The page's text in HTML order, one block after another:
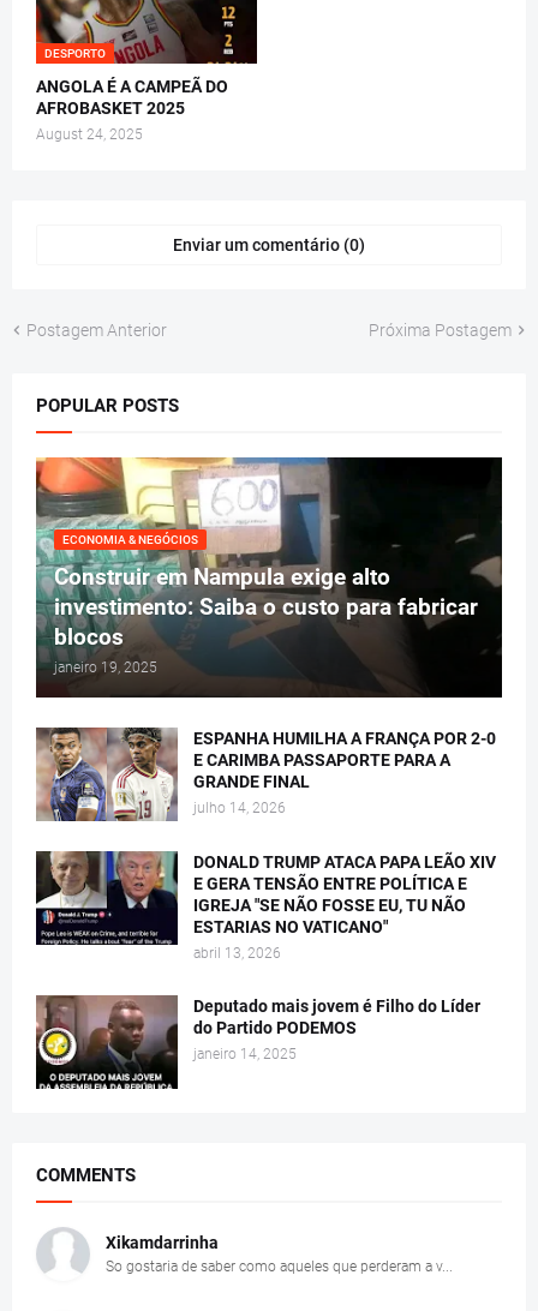
DESPORTO
ANGOLA É A CAMPEÃ DO
AFROBASKET 2025
August 24, 2025
Enviar um comentário (0)
Postagem Anterior Próxima Postagem
POPULAR POSTS
ECONOMIA & NEGÓCIOS
Construir em Nampula exige alto
investimento: Saiba o custo para fabricar
blocos
janeiro 19, 2025
ESPANHA HUMILHA A FRANÇA POR 2-0
E CARIMBA PASSAPORTE PARA A
GRANDE FINAL
julho 14, 2026
DONALD TRUMP ATACA PAPA LEÃO XIV
E GERA TENSÃO ENTRE POLÍTICA E
IGREJA "SE NÃO FOSSE EU, TU NÃO
ESTARIAS NO VATICANO"
abril 13, 2026
Deputado mais jovem é Filho do Líder
do Partido PODEMOS
janeiro 14, 2025
COMMENTS
Xikamdarrinha
So gostaria de saber como aqueles que perderam a v...